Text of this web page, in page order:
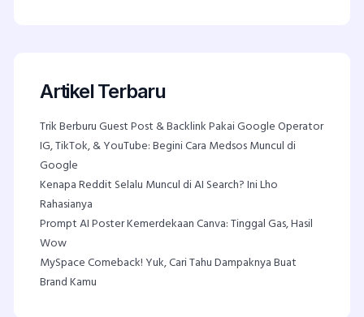
Artikel Terbaru
Trik Berburu Guest Post & Backlink Pakai Google Operator
IG, TikTok, & YouTube: Begini Cara Medsos Muncul di
Google
Kenapa Reddit Selalu Muncul di AI Search? Ini Lho
Rahasianya
Prompt AI Poster Kemerdekaan Canva: Tinggal Gas, Hasil
Wow
MySpace Comeback! Yuk, Cari Tahu Dampaknya Buat
Brand Kamu